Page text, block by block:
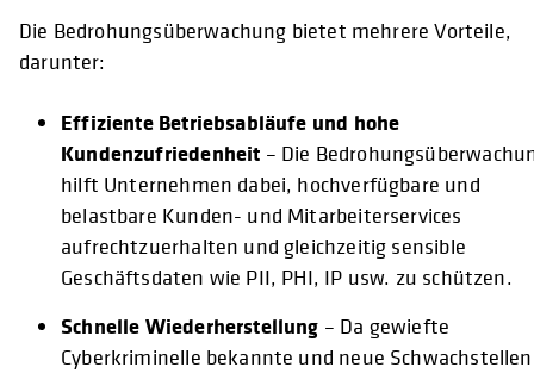
Die Bedrohungsüberwachung bietet mehrere Vorteile,
darunter:
Effiziente Betriebsabläufe und hohe
Kundenzufriedenheit – Die
hilft Unternehmen dabei, hochverfügbare und
belastbare Kunden- und Mitarbeiterservices
aufrechtzuerhalten und gleichzeitig sensible
Geschäftsdaten wie PII, PHI, IP usw. zu schützen.
Schnelle Wiederherstellung – Da gewiefte
Cyberkriminelle bekannte und neue